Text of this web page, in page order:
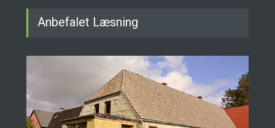
Anbefalet Læsning